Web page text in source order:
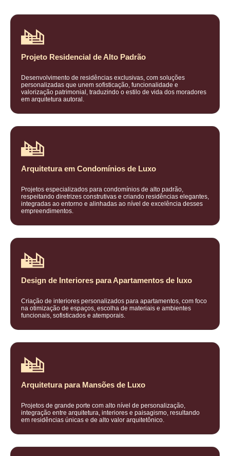
Projeto Residencial de Alto Padrão
Desenvolvimento de residências exclusivas, com soluções
personalizadas que unem sofisticação, funcionalidade e
valorização patrimonial, traduzindo o estilo de vida dos moradores
em arquitetura autoral.
Arquitetura em Condomínios de Luxo
Projetos especializados para condomínios de alto padrão,
respeitando diretrizes construtivas e criando residências elegantes,
integradas ao entorno e alinhadas ao nível de excelência desses
empreendimentos.
Design de Interiores para Apartamentos de luxo
Criação de interiores personalizados para apartamentos, com foco
na otimização de espaços, escolha de materiais e ambientes
funcionais, sofisticados e atemporais.
Arquitetura para Mansões de Luxo
Projetos de grande porte com alto nível de personalização,
integração entre arquitetura, interiores e paisagismo, resultando
em residências únicas e de alto valor arquitetônico.